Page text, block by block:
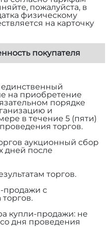
пожалуйста, в
физическому
на карточку
покупателя
единственный
на приобретение
порядке
и
в течение 5 (пяти)
торгов.
аукционный сбор
дней после
торгов.
продажи с
купли-продажи: не
дня проведения